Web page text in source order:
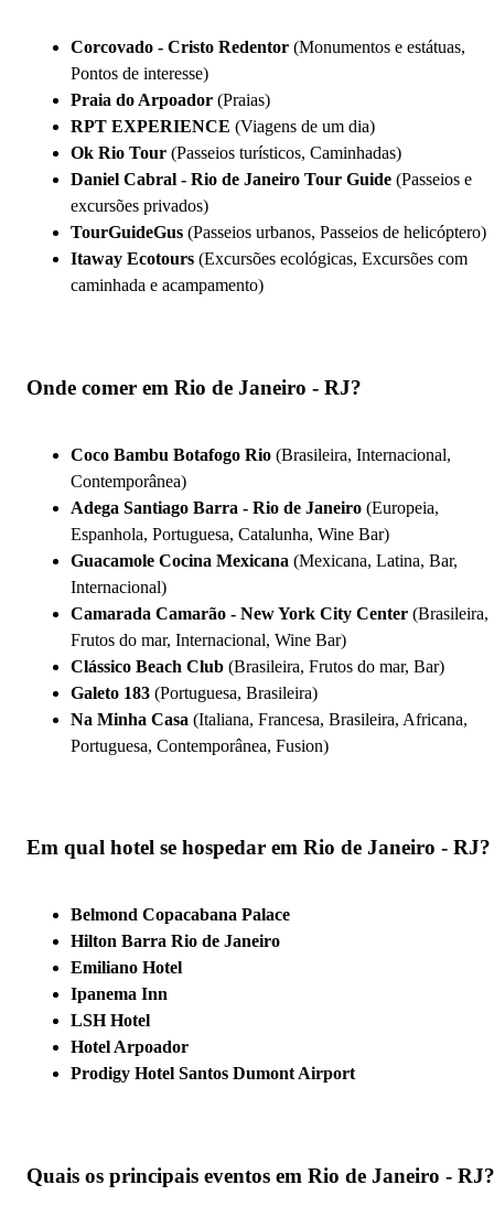
Corcovado - Cristo Redentor (Monumentos e estátuas,
Pontos de interesse)
Praia do Arpoador (Praias)
RPT EXPERIENCE (Viagens de um dia)
Ok Rio Tour (Passeios turísticos, Caminhadas)
Daniel Cabral - Rio de Janeiro Tour Guide (Passeios e
excursões privados)
TourGuideGus (Passeios urbanos, Passeios de helicóptero)
Itaway Ecotours (Excursões ecológicas, Excursões com
caminhada e acampamento)
Onde comer em Rio de Janeiro - RJ?
Coco Bambu Botafogo Rio (Brasileira, Internacional,
Contemporânea)
Adega Santiago Barra - Rio de Janeiro (Europeia,
Espanhola, Portuguesa, Catalunha, Wine Bar)
Guacamole Cocina Mexicana (Mexicana, Latina, Bar,
Internacional)
Camarada Camarão - New York City Center (Brasileira,
Frutos do mar, Internacional, Wine Bar)
Clássico Beach Club (Brasileira, Frutos do mar, Bar)
Galeto 183 (Portuguesa, Brasileira)
Na Minha Casa (Italiana, Francesa, Brasileira, Africana,
Portuguesa, Contemporânea, Fusion)
Em qual hotel se hospedar em Rio de Janeiro - RJ?
Belmond Copacabana Palace
Hilton Barra Rio de Janeiro
Emiliano Hotel
Ipanema Inn
LSH Hotel
Hotel Arpoador
Prodigy Hotel Santos Dumont Airport
Quais os principais eventos em Rio de Janeiro - RJ?